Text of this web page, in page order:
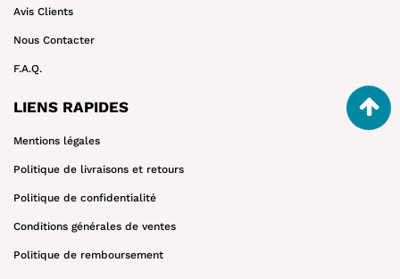
Avis Clients
Nous Contacter
F.A.Q.
LIENS RAPIDES
Mentions légales
Politique de livraisons et retours
Politique de confidentialité
Conditions générales de ventes
Politique de remboursement